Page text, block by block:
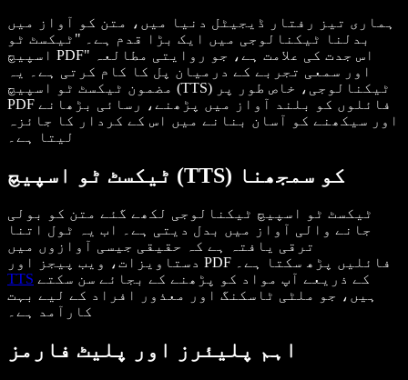
ہماری تیز رفتار ڈیجیٹل دنیا میں، متن کو آواز میں
بدلنا ٹیکنالوجی میں ایک بڑا قدم ہے۔ "ٹیکسٹ ٹو
اسپیچ PDF" اس جدت کی علامت ہے، جو روایتی مطالعہ
اور سمعی تجربے کے درمیان پل کا کام کرتی ہے۔ یہ
مضمون ٹیکسٹ ٹو اسپیچ (TTS) ٹیکنالوجی، خاص طور پر
PDF فائلوں کو بلند آواز میں پڑھنے، رسائی بڑھانے
اور سیکھنے کو آسان بنانے میں اس کے کردار کا جائزہ
لیتا ہے۔
ٹیکسٹ ٹو اسپیچ (TTS) کو سمجھنا
ٹیکسٹ ٹو اسپیچ ٹیکنالوجی لکھے گئے متن کو بولی
جانے والی آواز میں بدل دیتی ہے۔ اب یہ ٹول اتنا
ترقی یافتہ ہے کہ حقیقی جیسی آوازوں میں
دستاویزات، ویب پیجز اور PDF فائلیں پڑھ سکتا ہے۔
TTS
ہیں، جو ملٹی ٹاسکنگ اور معذور افراد کے لیے بہت
کارآمد ہے۔
اہم پلیئرز اور پلیٹ فارمز